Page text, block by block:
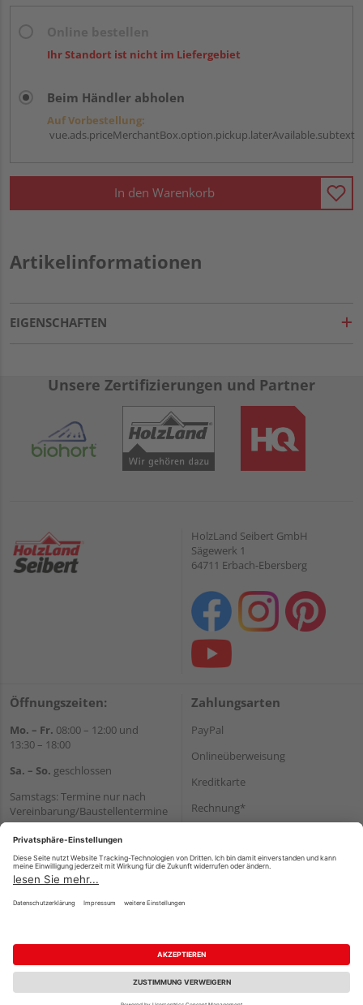
Ihr Standort ist nicht im Liefergebiet
Beim Händler abholen
Auf Vorbestellung:
vue.ads.priceMerchantBox.option.pickup.laterAvailable.subtext
In den Warenkorb
Artikelinformationen
EIGENSCHAFTEN
Unsere Zertifizierungen und Partner
HolzLand Seibert GmbH
Sägewerk 1
64711 Erbach-Ebersberg
Öffnungszeiten:
Mo. – Fr. 08:00 – 12:00 und
13:30 – 18:00
Sa. – So. geschlossen
Samstags: Termine nur nach
Vereinbarung/Baustellentermine
Wir helfen Ihnen gerne
weiter
Tel.:+49 6062 956180
E-Mail:shop@holzland-seibert.de
Zahlungsarten
PayPal
Onlineüberweisung
Kreditkarte
Rechnung*
Versand
Impressum AGB Widerruf
Datenschutz
Reservierungsbedingungen
Vertrag widerrufen